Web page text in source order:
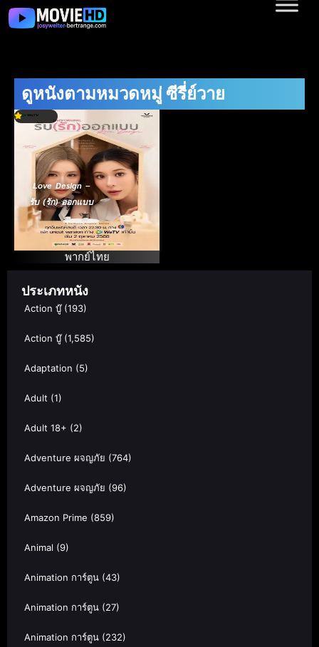
ดูหนังตามหมวดหมู่ ซีรี่ย์วาย
Love Design –
รับ (รัก) ออกแบบ
พากย์ไทย
ประเภทหนัง
Action บู๊(193)
Action บู๊(1,585)
Adaptation (5)
Adult (1)
Adult 18+ (2)
Adventure ผจญภัย (764)
Adventure ผจญภัย (96)
Amazon Prime (859)
Animal (9)
Animation การ์ตูน (43)
Animation การ์ตูน (27)
Animation การ์ตูน (232)